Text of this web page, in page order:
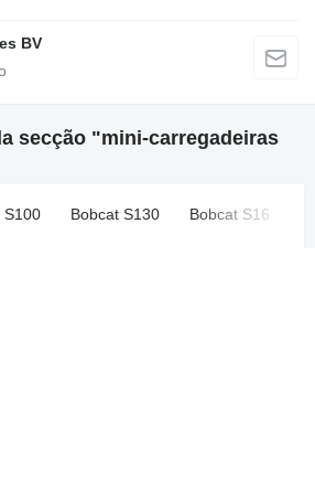
BV
secção "mini-carregadeiras
S100 Bobcat S130 Bobcat S16